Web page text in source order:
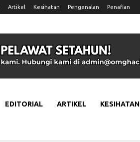
Artikel Kesihatan Pengenalan Penafian
EDITORIAL ARTIKEL KESIHATAN